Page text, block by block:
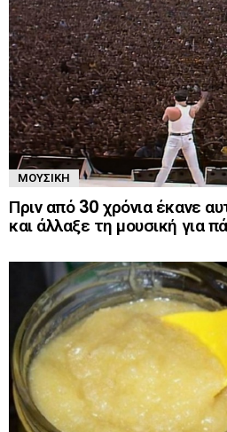
ΜΟΥΣΙΚΉ
Πριν από 30 χρόνια έκανε
και άλλαξε τη μουσική για